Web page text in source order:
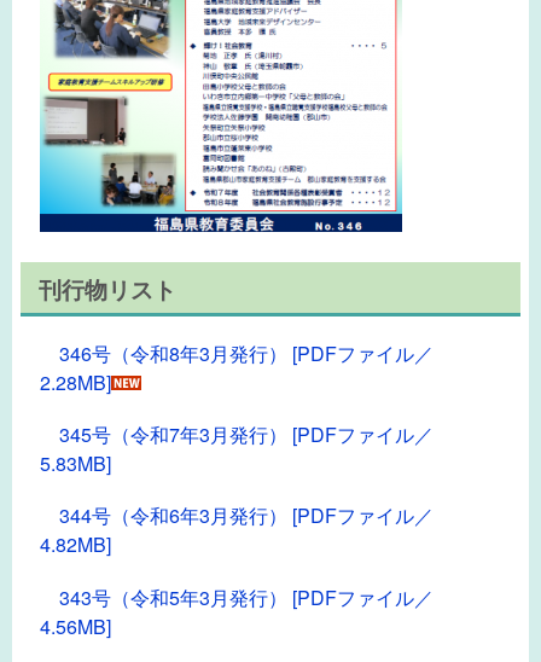
刊行物リスト
346号（令和8年3月発行） [PDFファイル／
2.28MB]
345号（令和7年3月発行） [PDFファイル／
5.83MB]
344号（令和6年3月発行） [PDFファイル／
4.82MB]
343号（令和5年3月発行） [PDFファイル／
4.56MB]